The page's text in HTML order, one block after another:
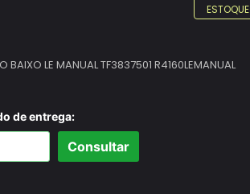
ESTOQUE
LE MANUAL TF3837501 R4160LEMANUAL
de entrega:
Consultar